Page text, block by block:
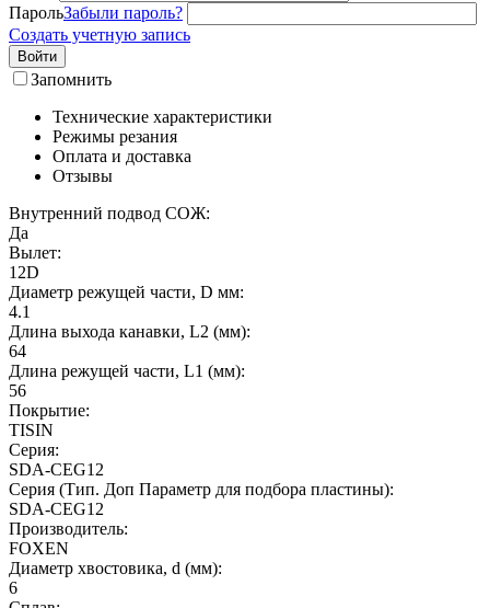
ПарольЗабыли пароль?
Создать учетную запись
Войти
Запомнить
Технические характеристики
Режимы резания
Оплата и доставка
Отзывы
Внутренний подвод СОЖ:
Да
Вылет:
12D
Диаметр режущей части, D мм:
4.1
Длина выхода канавки, L2 (мм):
64
Длина режущей части, L1 (мм):
56
Покрытие:
TISIN
Серия:
SDA-CEG12
Серия (Тип. Доп Параметр для подбора пластины):
SDA-CEG12
Производитель:
FOXEN
Диаметр хвостовика, d (мм):
6